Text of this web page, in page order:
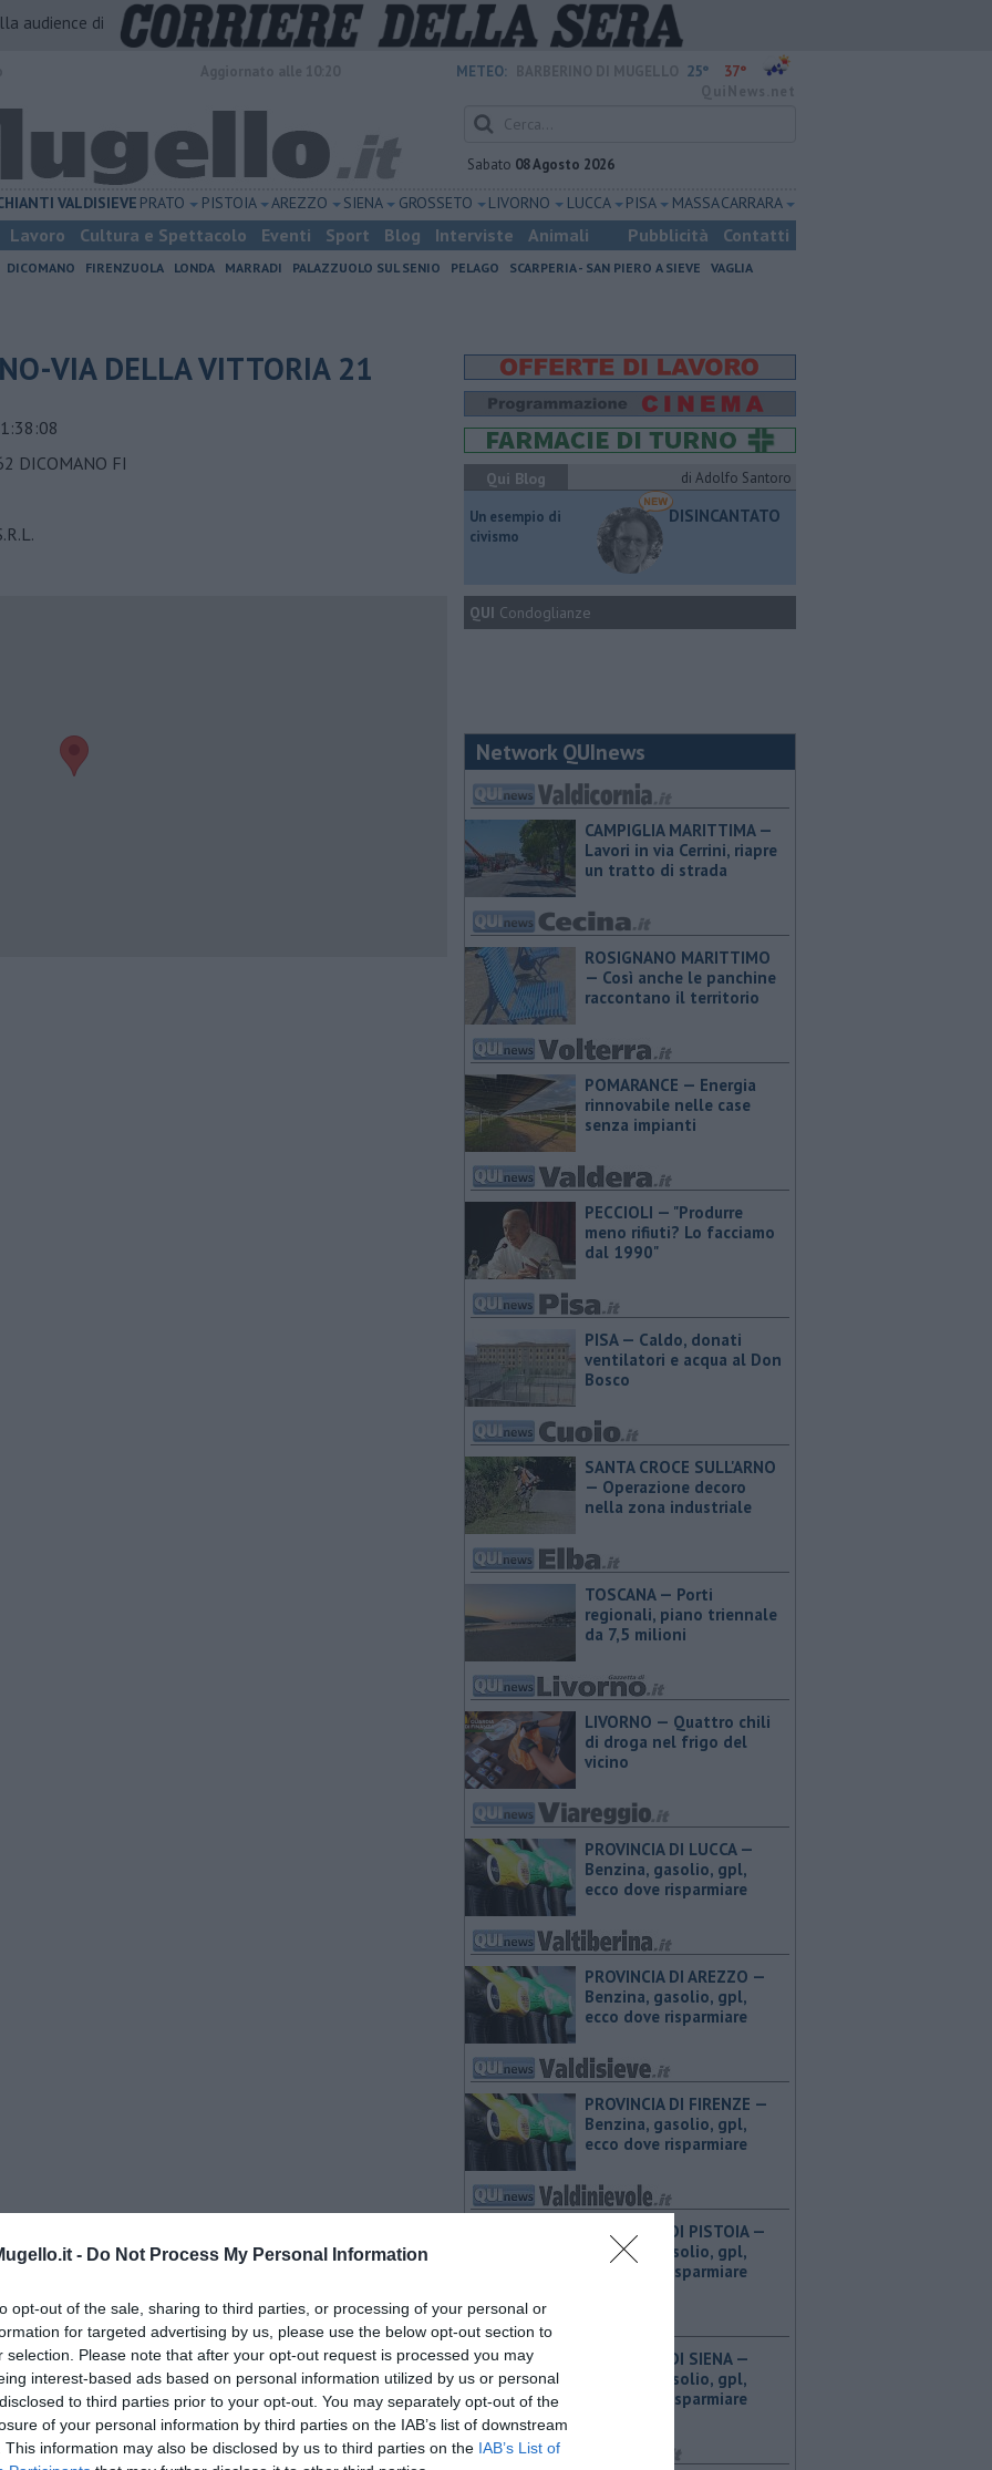
- Do Not Process My Personal Information
opt-out of the sale, sharing to third parties, or processing of your personal or
for targeted advertising by us, please use the below opt-out section to
selection. Please note that after your opt-out request is processed you may
interest-based ads based on personal information utilized by us or personal
to third parties prior to your opt-out. You may separately opt-out of the
of your personal information by third parties on the IAB’s list of downstream
This information may also be disclosed by us to third parties on the IAB’s List of
audience di
METEO: 25° 37°
Sabato 08 Agosto 2026
VALDISIEVE PRATO PISTOIA AREZZO SIENA GROSSETO LIVORNO LUCCA PISA MASSA CARRARA
Lavoro Cultura e Spettacolo Eventi Sport Blog Interviste Animali Pubblicità Contatti
DICOMANO FIRENZUOLA LONDA MARRADI PALAZZUOLO SUL SENIO PELAGO SCARPERIA - SAN PIERO A SIEVE
VAGLIA
VIA DELLA VITTORIA 21
DICOMANO FI
Qui Blog di Adolfo Santoro
​Un esempio di
civismo
DISINCANTATO
QUI Condoglianze
Network QUInews
CAMPIGLIA MARITTIMA —
Lavori in via Cerrini, riapre
un tratto di strada
ROSIGNANO MARITTIMO
— Così anche le panchine
raccontano il territorio
POMARANCE — Energia
rinnovabile nelle case
senza impianti
PECCIOLI — "Produrre
meno rifiuti? Lo facciamo
dal 1990"
PISA — Caldo, donati
ventilatori e acqua al Don
Bosco
SANTA CROCE SULL'ARNO
— Operazione decoro
nella zona industriale
TOSCANA — Porti
regionali, piano triennale
da 7,5 milioni
LIVORNO — Quattro chili
di droga nel frigo del
vicino
PROVINCIA DI LUCCA — ​
Benzina, gasolio, gpl,
ecco dove risparmiare
PROVINCIA DI AREZZO — ​
Benzina, gasolio, gpl,
ecco dove risparmiare
PROVINCIA DI FIRENZE — ​
Benzina, gasolio, gpl,
ecco dove risparmiare
PROVINCIA DI PISTOIA — ​
Benzina, gasolio, gpl,
ecco dove risparmiare
PROVINCIA DI SIENA — ​
Benzina, gasolio, gpl,
ecco dove risparmiare